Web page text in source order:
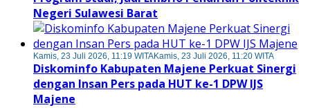
Negeri Sulawesi Barat
Kamis, 23 Juli 2026, 11:19 WITAKamis, 23 Juli 2026, 11:20 WITA
Diskominfo Kabupaten Majene Perkuat Sinergi
dengan Insan Pers pada HUT ke-1 DPW IJS
Majene